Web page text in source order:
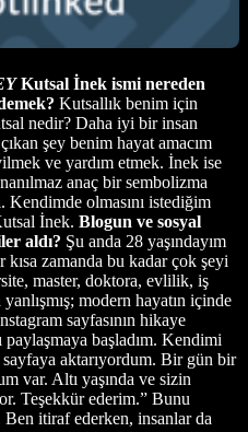
Kutsal İnek ismi nereden
Kutsallık benim için
nedir? Daha iyi bir insan
şey benim hayat amacım
ve yardım etmek. İnek ise
anaç bir sembolizma
Kendimde olmasını istediğim
İnek. Blogun ve sosyal
aldı? Şu anda 28 yaşındayım
zamanda bu kadar çok şeyi
master, doktora, evlilik, iş
modern hayatın içinde
sayfasının hikaye
paylaşmaya başladım. Kendimi
sayfaya aktarıyordum. Bir gün bir
var. Altı yaşında ve sizin
Teşekkür ederim.” Bunu
itiraf ederken, insanlar da